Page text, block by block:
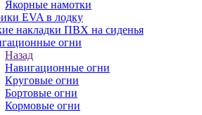
Якорные намотки
EVA в лодку
накладки ПВХ на сиденья
огни
Назад
Навигационные огни
Круговые огни
Бортовые огни
Кормовые огни